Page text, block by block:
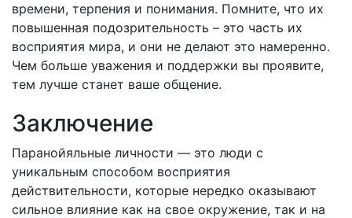
времени, терпения и понимания. Помните, что их
повышенная подозрительность – это часть их
восприятия мира, и они не делают это намеренно.
Чем больше уважения и поддержки вы проявите,
тем лучше станет ваше общение.
Заключение
Паранойяльные личности — это люди с
уникальным способом восприятия
действительности, которые нередко оказывают
сильное влияние как на свое окружение, так и на